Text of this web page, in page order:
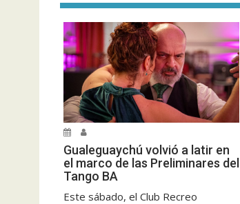
Gualeguaychú volvió a latir en
el marco de las Preliminares del
Tango BA
Este sábado, el Club Recreo